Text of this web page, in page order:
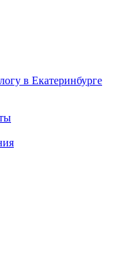
в Екатеринбурге